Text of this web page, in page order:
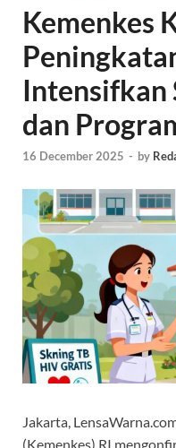
Kemenkes
Intensifkan
dan
16 December 2025 - by
Jakarta,
(Kemenkes) RI